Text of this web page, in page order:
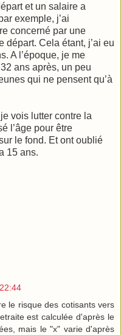
et un salaire a
exemple, j’ai
concerné par une
départ. Cela étant, j’ai eu
A l’époque, je me
ans après, un peu
qui ne pensent qu’à
vois lutter contre la
l’âge pour être
le fond. Et ont oublié
15 ans.
le risque des cotisants vers
est calculée d'après le
mais le "x" varie d'après